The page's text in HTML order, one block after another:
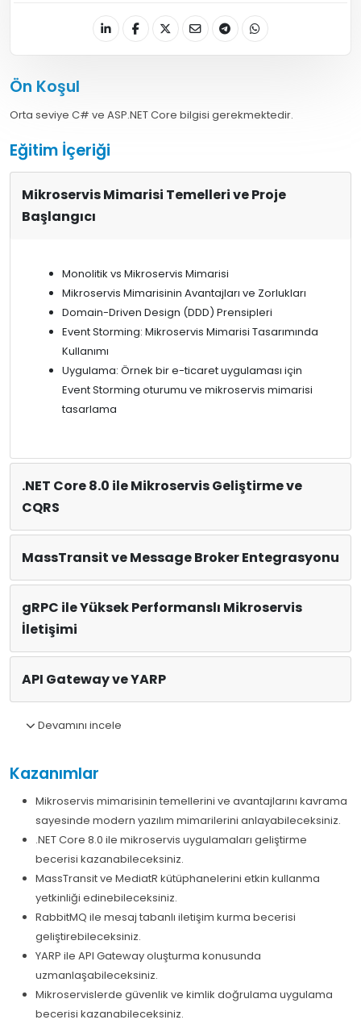
Ön Koşul
Orta seviye C# ve ASP.NET Core bilgisi gerekmektedir.
Eğitim İçeriği
Mikroservis Mimarisi Temelleri ve Proje
Başlangıcı
Monolitik vs Mikroservis Mimarisi
Mikroservis Mimarisinin Avantajları ve Zorlukları
Domain-Driven Design (DDD) Prensipleri
Event Storming: Mikroservis Mimarisi Tasarımında
Kullanımı
Uygulama: Örnek bir e-ticaret uygulaması için
Event Storming oturumu ve mikroservis mimarisi
tasarlama
.NET Core 8.0 ile Mikroservis Geliştirme ve
CQRS
MassTransit ve Message Broker Entegrasyonu
gRPC ile Yüksek Performanslı Mikroservis
İletişimi
API Gateway ve YARP
Devamını incele
Kazanımlar
Mikroservis mimarisinin temellerini ve avantajlarını kavrama
sayesinde modern yazılım mimarilerini anlayabileceksiniz.
.NET Core 8.0 ile mikroservis uygulamaları geliştirme
becerisi kazanabileceksiniz.
MassTransit ve MediatR kütüphanelerini etkin kullanma
yetkinliği edinebileceksiniz.
RabbitMQ ile mesaj tabanlı iletişim kurma becerisi
geliştirebileceksiniz.
YARP ile API Gateway oluşturma konusunda
uzmanlaşabileceksiniz.
Mikroservislerde güvenlik ve kimlik doğrulama uygulama
becerisi kazanabileceksiniz.